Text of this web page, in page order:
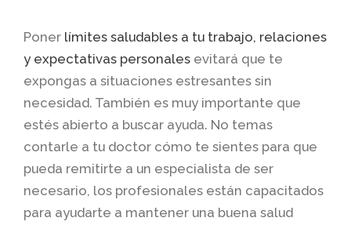
Poner límites saludables a tu trabajo, relaciones
y expectativas personales evitará que te
expongas a situaciones estresantes sin
necesidad. También es muy importante que
estés abierto a buscar ayuda. No temas
contarle a tu doctor cómo te sientes para que
pueda remitirte a un especialista de ser
necesario, los profesionales están capacitados
para ayudarte a mantener una buena salud